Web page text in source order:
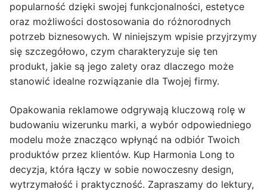
popularność dzięki swojej funkcjonalności, estetyce
oraz możliwości dostosowania do różnorodnych
potrzeb biznesowych. W niniejszym wpisie przyjrzymy
się szczegółowo, czym charakteryzuje się ten
produkt, jakie są jego zalety oraz dlaczego może
stanowić idealne rozwiązanie dla Twojej firmy.
Opakowania reklamowe odgrywają kluczową rolę w
budowaniu wizerunku marki, a wybór odpowiedniego
modelu może znacząco wpłynąć na odbiór Twoich
produktów przez klientów. Kup Harmonia Long to
decyzja, która łączy w sobie nowoczesny design,
wytrzymałość i praktyczność. Zapraszamy do lektury,